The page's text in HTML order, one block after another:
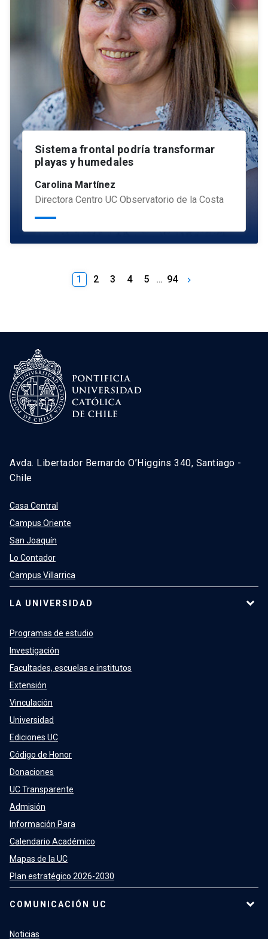
Sistema frontal podría transformar
playas y humedales
Carolina Martínez
Directora Centro UC Observatorio de la Costa
1 2 3 4 5 … 94 keyboard_arrow_right
Avda. Libertador Bernardo O’Higgins 340, Santiago -
Chile
Casa Central
Campus Oriente
San Joaquín
Lo Contador
Campus Villarrica
LA UNIVERSIDAD
Programas de estudio
Investigación
Facultades, escuelas e institutos
Extensión
Vinculación
Universidad
Ediciones UC
Código de Honor
Donaciones
UC Transparente
Admisión
Información Para
Calendario Académico
Mapas de la UC
Plan estratégico 2026-2030
COMUNICACIÓN UC
Noticias